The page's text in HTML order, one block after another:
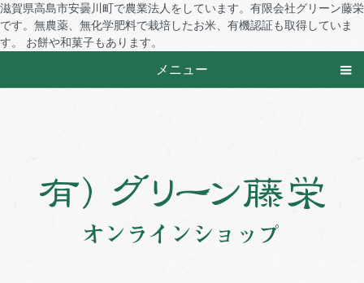
滋賀県高島市安曇川町で農業法人をしています。有限会社グリーン藤栄
です。無農薬、無化学肥料で栽培したお米、有機認証も取得していま
す。 お餅や和菓子もあります。
メニュー